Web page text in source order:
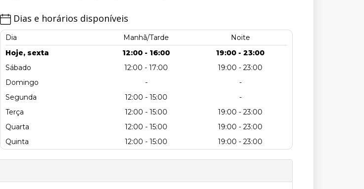
Dias e horários disponíveis
Dia Manhã/Tarde
Noite
Hoje, sexta
12:00 - 16:00
19:00 - 23:00
Sábado
12:00 - 17:00
19:00 - 23:00
Domingo
-
-
Segunda
12:00 - 15:00
-
Terça
12:00 - 15:00
19:00 - 23:00
Quarta
12:00 - 15:00
19:00 - 23:00
Quinta
12:00 - 15:00 19:00 - 23:00